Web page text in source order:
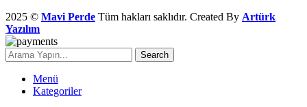
2025 © Mavi Perde Tüm hakları saklıdır. Created By Artürk
Yazılım
Search
Menü
Kategoriler